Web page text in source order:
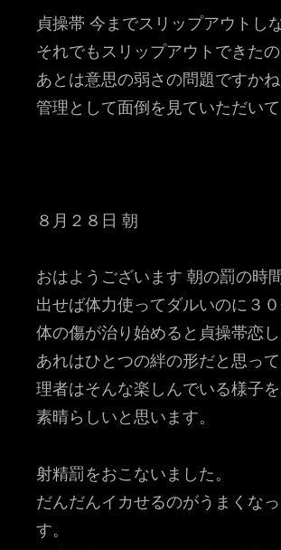
貞操帯 今までスリップアウトし
それでもスリップアウトできた
あとは意思の弱さの問題ですか
管理として面倒を見ていただい
８月２８日 朝
おはようございます 朝の罰の時間
出せば体力使ってダルいのに３
体の傷が治り始めると貞操帯恋し
あれはひとつの絆の形だと思っ
理者はそんな楽しんでいる様子を
素晴らしいと思います。
射精罰をおこないました。
だんだんイカせるのがうまくな
す。